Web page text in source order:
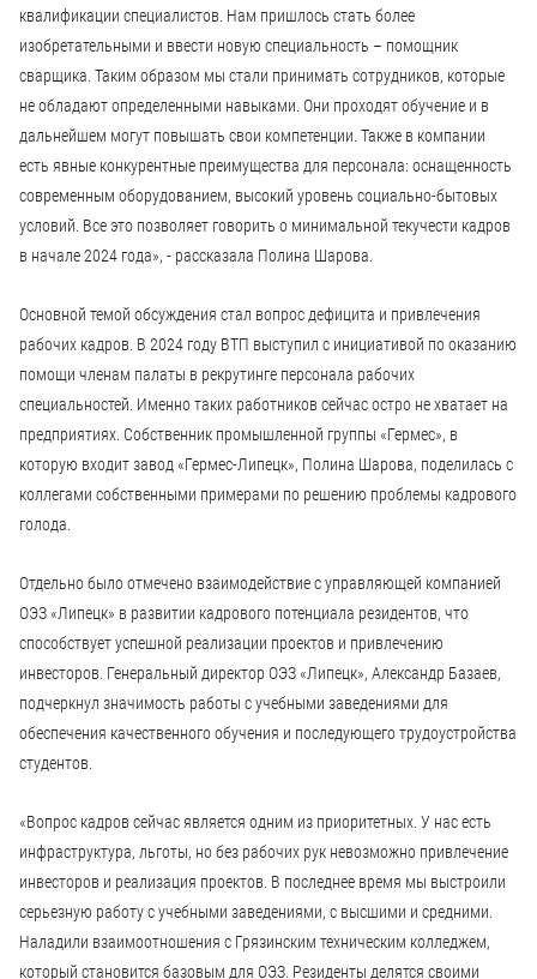
квалификации специалистов. Нам пришлось стать более
изобретательными и ввести новую специальность – помощник
сварщика. Таким образом мы стали принимать сотрудников, которые
не обладают определенными навыками. Они проходят обучение и в
дальнейшем могут повышать свои компетенции. Также в компании
есть явные конкурентные преимущества для персонала: оснащенность
современным оборудованием, высокий уровень социально-бытовых
условий. Все это позволяет говорить о минимальной текучести кадров
в начале 2024 года», - рассказала Полина Шарова.
Основной темой обсуждения стал вопрос дефицита и привлечения
рабочих кадров. В 2024 году ВТП выступил с инициативой по оказанию
помощи членам палаты в рекрутинге персонала рабочих
специальностей. Именно таких работников сейчас остро не хватает на
предприятиях. Собственник промышленной группы «Гермес», в
которую входит завод «Гермес-Липецк», Полина Шарова, поделилась с
коллегами собственными примерами по решению проблемы кадрового
голода.
Отдельно было отмечено взаимодействие с управляющей компанией
ОЭЗ «Липецк» в развитии кадрового потенциала резидентов, что
способствует успешной реализации проектов и привлечению
инвесторов. Генеральный директор ОЭЗ «Липецк», Александр Базаев,
подчеркнул значимость работы с учебными заведениями для
обеспечения качественного обучения и последующего трудоустройства
студентов.
«Вопрос кадров сейчас является одним из приоритетных. У нас есть
инфраструктура, льготы, но без рабочих рук невозможно привлечение
инвесторов и реализация проектов. В последнее время мы выстроили
серьезную работу с учебными заведениями, с высшими и средними.
Наладили взаимоотношения с Грязинским техническим колледжем,
который становится базовым для ОЭЗ. Резиденты делятся своими